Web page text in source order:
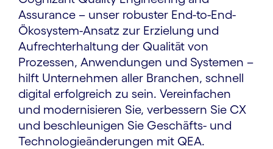
Assurance – unser robuster End-to-End-
Ökosystem-Ansatz zur Erzielung und
Aufrechterhaltung der Qualität von
Prozessen, Anwendungen und Systemen –
hilft Unternehmen aller Branchen, schnell
digital erfolgreich zu sein. Vereinfachen
und modernisieren Sie, verbessern Sie CX
und beschleunigen Sie Geschäfts- und
Technologieänderungen mit QEA.